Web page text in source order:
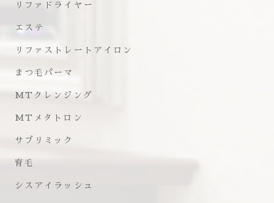
リファドライヤー
エステ
リファストレートアイロン
まつ毛パーマ
MTクレンジング
MTメタトロン
サブリミック
育毛
シスアイラッシュ